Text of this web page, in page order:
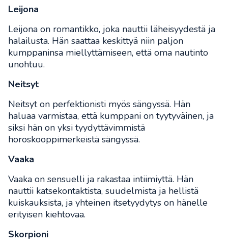
Leijona
Leijona on romantikko, joka nauttii läheisyydestä ja
halailusta. Hän saattaa keskittyä niin paljon
kumppaninsa miellyttämiseen, että oma nautinto
unohtuu.
Neitsyt
Neitsyt on perfektionisti myös sängyssä. Hän
haluaa varmistaa, että kumppani on tyytyväinen, ja
siksi hän on yksi tyydyttävimmistä
horoskooppimerkeistä sängyssä.
Vaaka
Vaaka on sensuelli ja rakastaa intiimiyttä. Hän
nauttii katsekontaktista, suudelmista ja hellistä
kuiskauksista, ja yhteinen itsetyydytys on hänelle
erityisen kiehtovaa.
Skorpioni